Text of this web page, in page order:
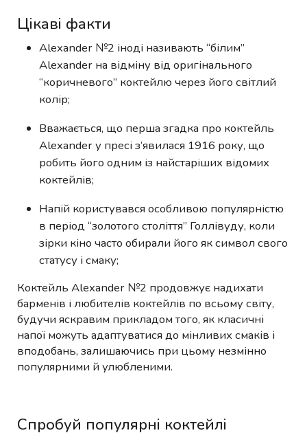
Цікаві факти
Alexander №2 іноді називають “білим”
Alexander на відміну від оригінального
“коричневого” коктейлю через його світлий
колір;
Вважається, що перша згадка про коктейль
Alexander у пресі з’явилася 1916 року, що
робить його одним із найстаріших відомих
коктейлів;
Напій користувався особливою популярністю
в період “золотого століття” Голлівуду, коли
зірки кіно часто обирали його як символ свого
статусу і смаку;
Коктейль Alexander №2 продовжує надихати
барменів і любителів коктейлів по всьому світу,
будучи яскравим прикладом того, як класичні
напої можуть адаптуватися до мінливих смаків і
вподобань, залишаючись при цьому незмінно
популярними й улюбленими.
Спробуй популярні коктейлі